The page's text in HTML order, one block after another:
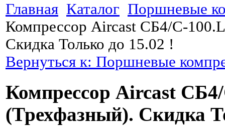
Главная Каталог Поршневые
Компрессор Aircast СБ4/С-
Скидка Только до 15.02 !
Вернуться к: Поршневые
Компрессор Aircast
(Трехфазный). Скидка